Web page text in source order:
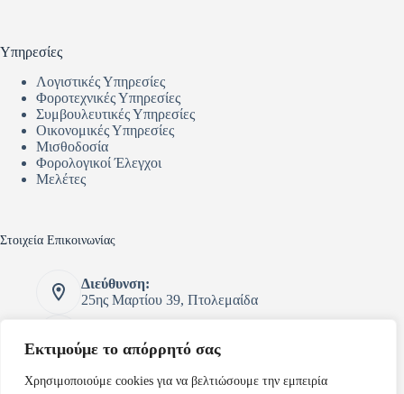
Εκτιμούμε το απόρρητό σας
Χρησιμοποιούμε cookies για να βελτιώσουμε την εμπειρία
Υπηρεσίες
Λογιστικές Υπηρεσίες
Φοροτεχνικές Υπηρεσίες
Συμβουλευτικές Υπηρεσίες
Οικονομικές Υπηρεσίες
Μισθοδοσία
Φορολογικοί Έλεγχοι
Μελέτες
Στοιχεία Επικοινωνίας
Διεύθυνση:
25ης Μαρτίου 39, Πτολεμαίδα
2463054069 - 6973051875
Email:
konidisk@otenet.gr